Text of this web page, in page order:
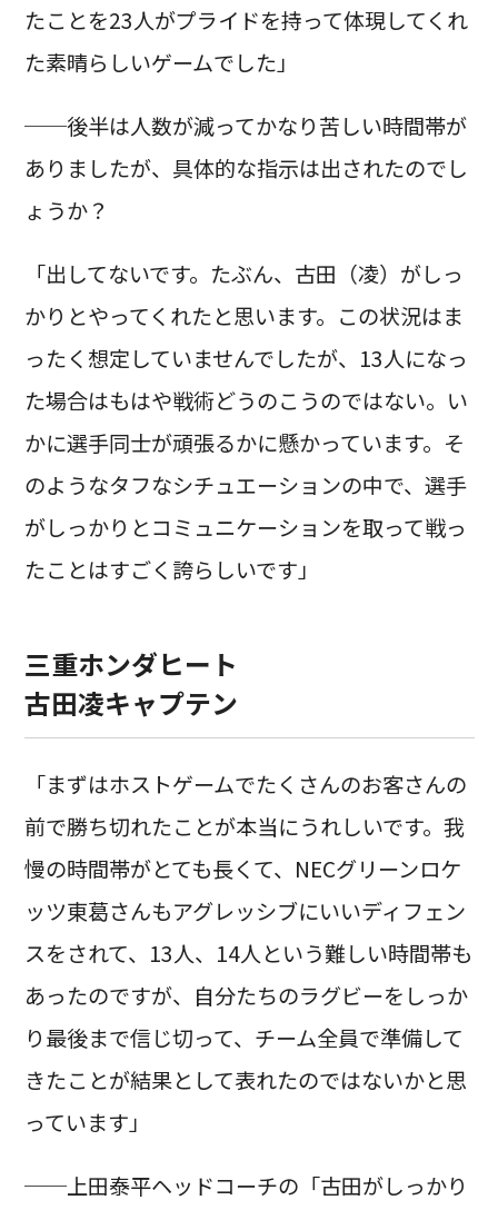
たことを23人がプライドを持って体現してくれ
た素晴らしいゲームでした」
──後半は人数が減ってかなり苦しい時間帯が
ありましたが、具体的な指示は出されたのでし
ょうか？
「出してないです。たぶん、古田（凌）がしっ
かりとやってくれたと思います。この状況はま
ったく想定していませんでしたが、13人になっ
た場合はもはや戦術どうのこうのではない。い
かに選手同士が頑張るかに懸かっています。そ
のようなタフなシチュエーションの中で、選手
がしっかりとコミュニケーションを取って戦っ
たことはすごく誇らしいです」
三重ホンダヒート
古田凌キャプテン
「まずはホストゲームでたくさんのお客さんの
前で勝ち切れたことが本当にうれしいです。我
慢の時間帯がとても長くて、NECグリーンロケ
ッツ東葛さんもアグレッシブにいいディフェン
スをされて、13人、14人という難しい時間帯も
あったのですが、自分たちのラグビーをしっか
り最後まで信じ切って、チーム全員で準備して
きたことが結果として表れたのではないかと思
っています」
──上田泰平ヘッドコーチの「古田がしっかり